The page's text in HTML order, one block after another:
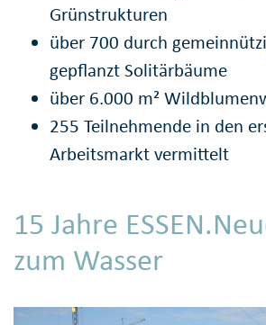
Grünstrukturen
über 700 durch
gepflanzt Solitärbäume
über 6.000 m²
255 Teilnehmende in den
Arbeitsmarkt vermittelt
15 Jahre
zum Wasser